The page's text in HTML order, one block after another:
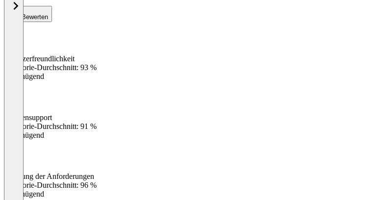
Bewerten
Benutzerfreundlichkeit
Kategorie-Durchschnitt: 93 %
Ungenügend
Kundensupport
Kategorie-Durchschnitt: 91 %
Ungenügend
Erfüllung der Anforderungen
Kategorie-Durchschnitt: 96 %
Ungenügend